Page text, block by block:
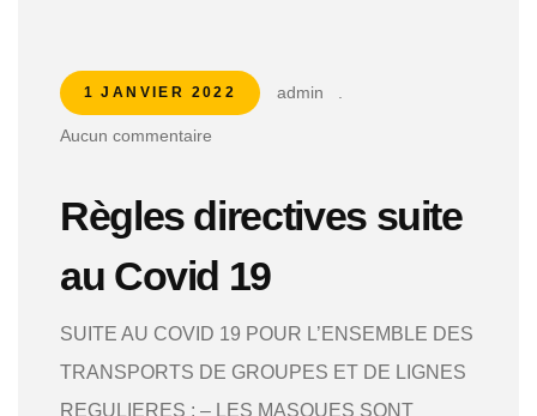
1 JANVIER 2022 admin
Aucun commentaire
Règles directives suite
au Covid 19
SUITE AU COVID 19 POUR L’ENSEMBLE DES
TRANSPORTS DE GROUPES ET DE LIGNES
REGULIERES : – LES MASQUES SONT